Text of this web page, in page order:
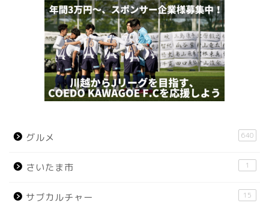
グルメ 640
さいたま市 1
サブカルチャー 15